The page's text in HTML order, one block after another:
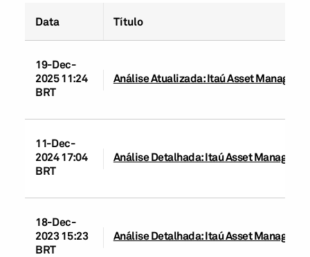
Data Título
19-Dec-
2025 11:24
BRT
Análise Atualizada: Itaú Asset
11-Dec-
2024 17:04
BRT
Análise Detalhada: Itaú Asset
18-Dec-
2023 15:23
BRT
Análise Detalhada: Itaú Asset